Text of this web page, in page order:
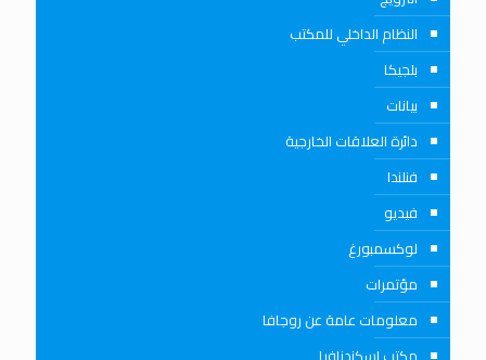
النظام الداخلي للمكتب
بلجيكا
بيانات
دائرة العلاقات الخارجية
فنلندا
فيديو
لوكسمبورغ
مؤتمرات
معلومات عامة عن روجافا